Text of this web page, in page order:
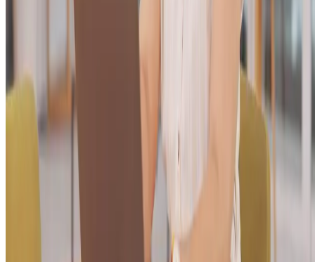
concluir a compra, o remarketing faz com que esse visitante veja
anúncios desse mesmo item enquanto navega na internet. Essa prática
aumenta bastante as chances de conversão, porque você está falando
Testes A/B
Esse tipo de teste é a melhor forma de descobrir o que funciona
você cria duas
versões de um anúncio, variando apenas um elemento
título, a imagem ou o call to action, e exibe essas versões para
semelhantes. Com base nos resultados, identifica qual tem um
desempenho melhor e ajusta as próximas campanhas com mais
Se você está em dúvida sobre qual imagem ou mensagem vai chamar
mais atenção, os testes A/B ajudam a tomar decisões baseadas em
dados concretos, em vez de apenas suposições. Uma
exemplo, pode testar diferentes chamadas para ação (“compre agora”